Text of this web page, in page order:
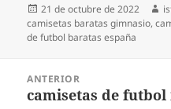
Publicado
el
21 de octubre de 2022
camisetas baratas gimnasio,
de futbol baratas españa
entradas
ANTERIOR
Entrada
camisetas de